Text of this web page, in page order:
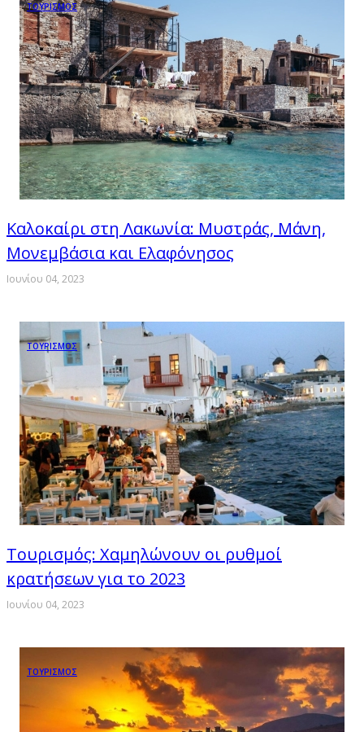
ΤΟΥΡΙΣΜΟΣ
Καλοκαίρι στη Λακωνία: Μυστράς, Μάνη,
Μονεμβάσια και Ελαφόνησος
Ιουνίου 04, 2023
ΤΟΥΡΙΣΜΟΣ
Τουρισμός: Χαμηλώνουν οι ρυθμοί
κρατήσεων για το 2023
Ιουνίου 04, 2023
ΤΟΥΡΙΣΜΟΣ